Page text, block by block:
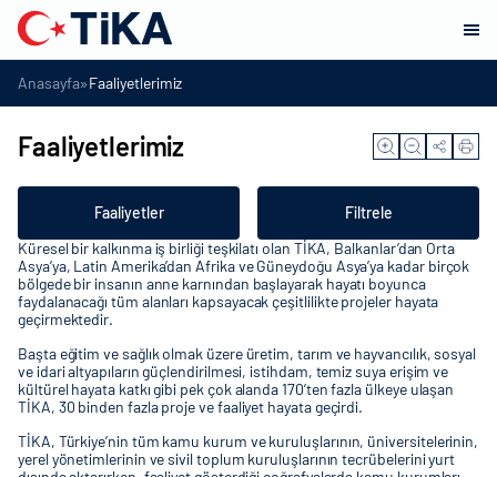
Anasayfa»Faaliyetlerimiz
Faaliyetlerimiz
Faaliyetler
Filtrele
Küresel bir kalkınma iş birliği teşkilatı olan TİKA, Balkanlar’dan Orta
Asya’ya, Latin Amerika’dan Afrika ve Güneydoğu Asya’ya kadar birçok
bölgede bir insanın anne karnından başlayarak hayatı boyunca
faydalanacağı tüm alanları kapsayacak çeşitlilikte projeler hayata
geçirmektedir.
Başta eğitim ve sağlık olmak üzere üretim, tarım ve hayvancılık, sosyal
ve idari altyapıların güçlendirilmesi, istihdam, temiz suya erişim ve
kültürel hayata katkı gibi pek çok alanda 170’ten fazla ülkeye ulaşan
TİKA, 30 binden fazla proje ve faaliyet hayata geçirdi.
TİKA, Türkiye’nin tüm kamu kurum ve kuruluşlarının, üniversitelerinin,
yerel yönetimlerinin ve sivil toplum kuruluşlarının tecrübelerini yurt